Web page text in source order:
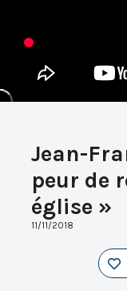
Jean-
peur de
église »
11/11/2018